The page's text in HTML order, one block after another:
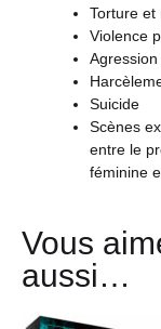
Torture et
Violence
Suicide
Scènes
entre le
féminine
Vous
aussi…